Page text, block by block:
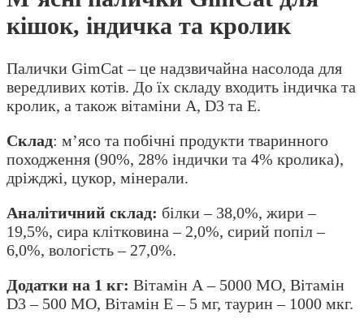
кішок, індичка та кролик
Палички GimCat – це надзвичайна насолода для
вередливих котів. До їх складу входить індичка та
кролик, а також вітаміни А, D3 та Е.
Склад: м’ясо та побічні продукти тваринного
походження (90%, 28% індички та 4% кролика),
дріжджі, цукор, мінерали.
Аналітичний склад: білки – 38,0%, жири –
19,5%, сира клітковина – 2,0%, сирий попіл –
6,0%, вологість – 27,0%.
Додатки на 1 кг: Вітамін А – 5000 МО, Вітамін
D3 – 500 МО, Вітамін Е – 5 мг, таурин – 1000 мкг.